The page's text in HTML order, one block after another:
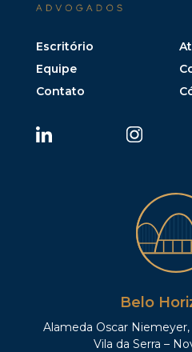
Escritório
Equipe
Contato
Belo
Alameda Oscar Niemeyer,
Vila da Serra –